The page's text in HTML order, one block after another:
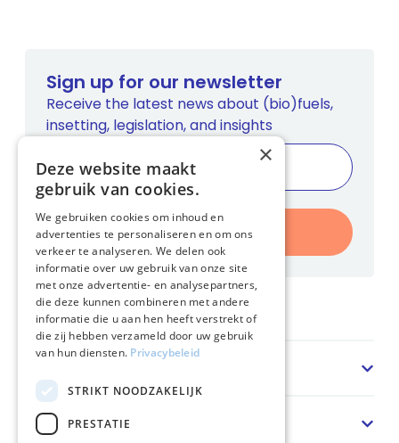
Home
Solution
Sign up for our newsletter
Receive the latest news about (bio)fuels,
insetting, legislation, and insights
Register
×
Deze website maakt
gebruik van cookies.
We gebruiken cookies om inhoud en
advertenties te personaliseren en om ons
verkeer te analyseren. We delen ook
informatie over uw gebruik van onze site
met onze advertentie- en analysepartners,
die deze kunnen combineren met andere
informatie die u aan hen heeft verstrekt of
die zij hebben verzameld door uw gebruik
van hun diensten. Privacybeleid
STRIKT NOODZAKELIJK
PRESTATIE